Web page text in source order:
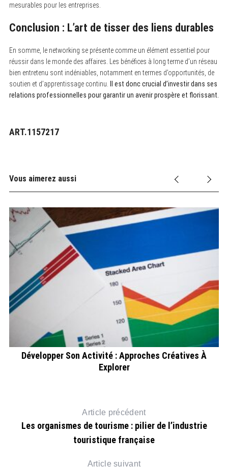
mesurables pour les entreprises.
Conclusion : L’art de tisser des liens durables
En somme, le networking se présente comme un élément essentiel pour
réussir dans le monde des affaires. Les bénéfices à long terme d’un réseau
bien entretenu sont indéniables, notamment en termes d’opportunités, de
soutien et d’apprentissage continu.
Il est donc crucial d’investir dans ses
relations professionnelles pour garantir un avenir prospère et florissant.
ART.1157217
Vous aimerez aussi
Développer Son Activité : Approches Créatives À
Explorer
Article précédent
Les organismes de tourisme : pilier de l’industrie
touristique française
Article suivant